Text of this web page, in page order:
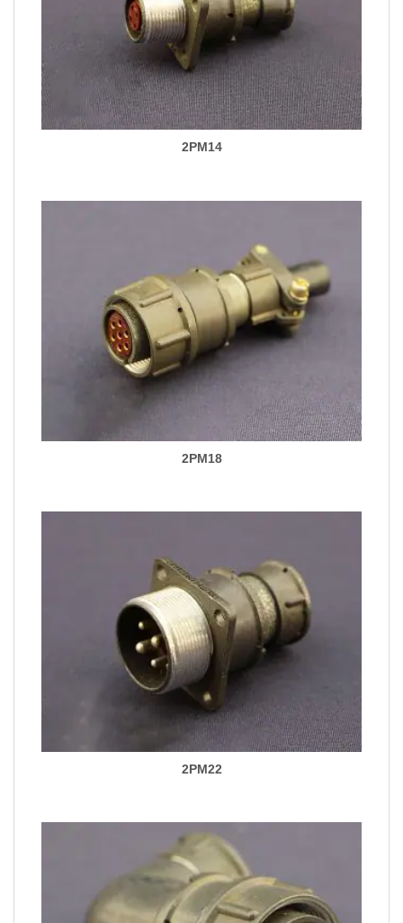
2PM14
2PM18
2PM22